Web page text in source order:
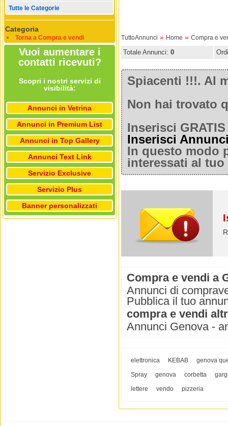
Tutte le Categorie
Categoria
Torna a Compra e vendi
Vuoi aumentare i
contatti ricevuti?
Scopri i nostri servizi di
visibilità:
Annunci in Vetrina
Annunci in Premium List
Annunci in Top Gallery
Annunci Text Link
Servizio Exclusive
Servizio Plus
Banner personalizzati
TuttoAnnunci » Home » Compra e
Totale Annunci: 0
Spiacenti !!!. Al
Non hai trovato
Inserisci
Inserisci
In questo modo
interessati al
Compra e vendi a
Annunci di
Pubblica il tuo
compra e vendi
Annunci Genova -
elettronica KEBAB
genova
Spray
genova corbetta
lettere
vendo pizzeria